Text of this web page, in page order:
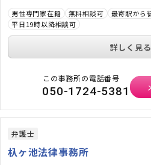
男性専門家在籍 無料相談可 最寄駅から
平日19時以降相談可
詳しく見る
この事務所の電話番号
050-1724-5381
弁護士
杁ヶ池法律事務所